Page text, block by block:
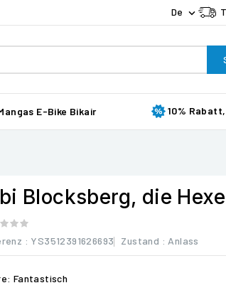
De 
E-Bike Bikair 10%
Blocksberg, die
: YS3512391626693 Zustand : Anlass
Fantastisch